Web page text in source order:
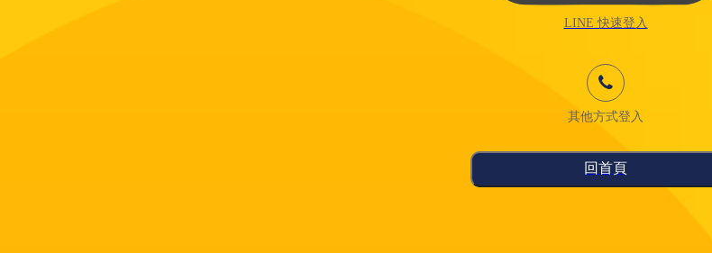
LINE 快速登入
其他方式登入
回首頁